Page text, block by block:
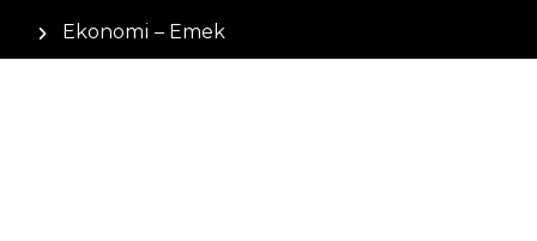
Ekonomi – Emek